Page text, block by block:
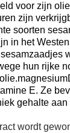
voor zijn
zijn
soorten
in het
hun rijke
E. Ze
gehalte aan
wordt